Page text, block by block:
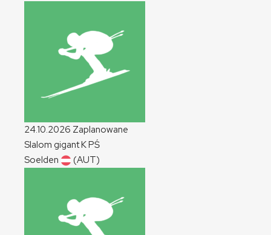
24.10.2026 Zaplanowane
Slalom gigantKPŚ
Soelden
(AUT)